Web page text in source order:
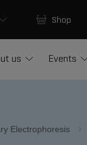
Shop
us Events
Electrophoresis